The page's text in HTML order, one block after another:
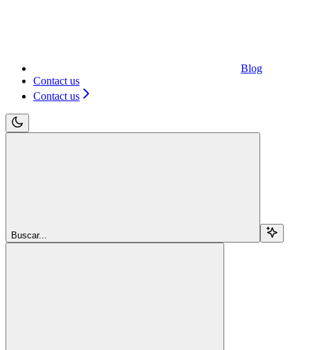
Blog
Contact us
Contact us
Buscar...